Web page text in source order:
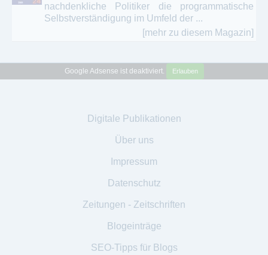
nachdenkliche Politiker die programmatische
Selbstverständigung im Umfeld der ...
[mehr zu diesem Magazin]
Google Adsense ist deaktiviert. Erlauben
Digitale Publikationen
Über uns
Impressum
Datenschutz
Zeitungen - Zeitschriften
Blogeinträge
SEO-Tipps für Blogs